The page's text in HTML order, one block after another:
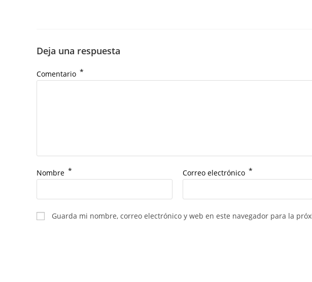
Deja una respuesta
Comentario *
Nombre * Correo electrónico *
Guarda mi nombre, correo electrónico y web en este navegador para la